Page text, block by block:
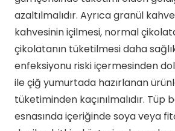
azaltılmalıdır. Ayrıca granül
kahvesinin içilmesi, normal
çikolatanın tüketilmesi daha
enfeksiyonu riski içermesinden
ile çiğ yumurtada hazırlanan
tüketiminden kaçınılmalıdır. Tüp
esnasında içeriğinde soya veya